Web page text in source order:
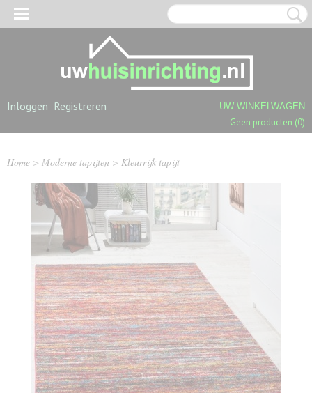
Inloggen Registreren UW WINKELWAGEN
Geen producten (0)
Home > Moderne tapijten > Kleurrijk tapijt
SHAGGY TAPIJTEN